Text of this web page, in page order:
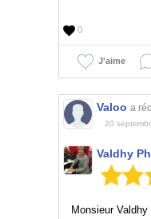
0
J'aime
Valoo a
20
Valdhy
Monsieur